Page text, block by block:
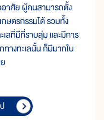
าศัย ผู้คนสามารถตั้ง
ษตรกรรมได้ รวมทั้ง
ลที่มีที่ราบลุ่ม และมีการ
างทะเลนั้น ก็มีมากใน